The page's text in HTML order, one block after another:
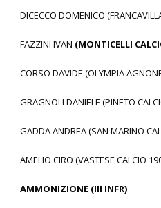
DICECCO DOMENICO
FAZZINI IVAN (MONTICELLI
CORSO DAVIDE (OLYMPIA
GRAGNOLI DANIELE (PINETO
GADDA ANDREA (SAN MARINO
AMELIO CIRO (VASTESE CALCIO
AMMONIZIONE (III INFR)